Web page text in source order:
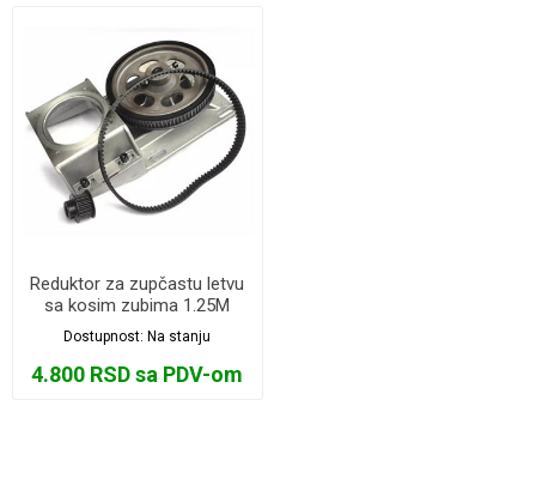
Reduktor za zupčastu letvu
sa kosim zubima 1.25M
Dostupnost: Na stanju
4.800 RSD sa PDV-om